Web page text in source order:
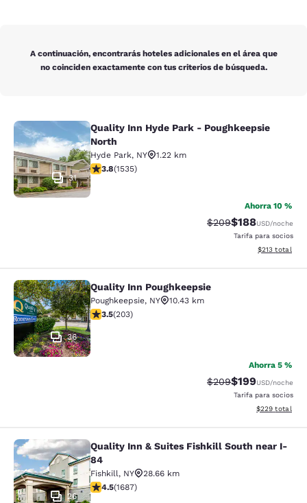
A continuación, encontrarás hoteles adicionales en el área que
no coinciden exactamente con tus criterios de búsqueda.
Quality Inn Hyde Park -
31
Quality Inn Hyde Park - Poughkeepsie
North
Hyde Park, NY
1.22 km
calificación de 3.82 estrellas. Bueno. 1535 reseñas
3.8(1535)
Ahorra 10 %
Precio tachado:
$209Precio con
$188USD/noche
Tarifa para socios
Ver detalles
$213 total
Quality Inn Poughkeepsie
36
Quality Inn Poughkeepsie
Poughkeepsie, NY
10.43 km
calificación de 3.45 estrellas. Bueno. 203 reseñas
3.5(203)
Ahorra 5 %
Precio tachado:
$209Precio con
$199USD/noche
Tarifa para socios
Ver detalles
$229 total
Quality Inn & Suites Fishkill South
26
Quality Inn & Suites Fishkill South near I-
84
Fishkill, NY
28.66 km
calificación de 4.47 estrellas. Excelente. 1687 reseñas
4.5(1687)